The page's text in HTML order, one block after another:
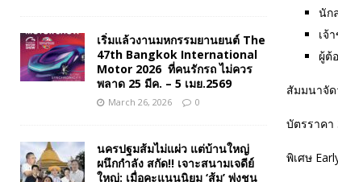
นัก
เจ้
ผู้ต้
สัมมนาจัด
บัตรราคา
พิเศษ
เริ่มแล้วงานมหกรรมยานยนต์ The
47th Bangkok International
Motor 2026 ที่คนรักรถ ไม่ควร
พลาด 25 มีค. – 5 เมย.2569
March 26, 2026 0
นครปฐมส้มไม่แผ่ว แต่บ้านใหญ่
ผนึกกำลัง สกัด!! เจาะสนามเจดีย์
ใหญ่: เมื่อคะแนนนิยม ‘ส้ม’ พุ่งชน